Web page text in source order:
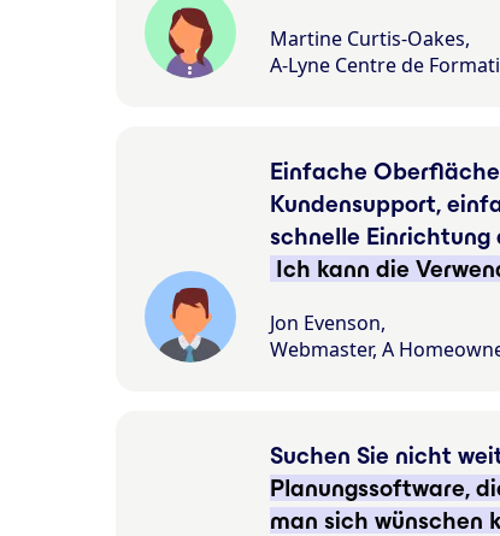
Martine Curtis-Oakes,
A-Lyne Centre de
Einfache
Kundensupport,
schnelle Einrichtung
Ich kann die
Jon Evenson,
Webmaster, A
Suchen Sie nicht
Planungssoftware,
man sich wünschen